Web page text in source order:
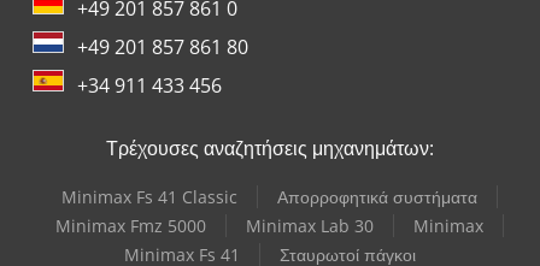
+49 201 857 861 0
+49 201 857 861 80
+34 911 433 456
Τρέχουσες αναζητήσεις μηχανημάτων:
Minimax Fs 41 Classic
Απορροφητικά συστήματα
Minimax Fmz 5000
Minimax Lab 30
Minimax
Minimax Fs 41
Σταυρωτοί πάγκοι